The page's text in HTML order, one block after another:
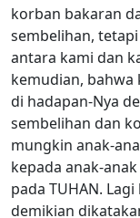
korban bakaran
sembelihan,
antara kami dan
kemudian, bahwa
di hadapan-Nya
sembelihan dan
mungkin anak-
kepada anak-
pada TUHAN.
demikian